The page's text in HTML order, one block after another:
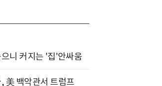
니 커지는 '집'안싸움
美 백악관서 트럼프